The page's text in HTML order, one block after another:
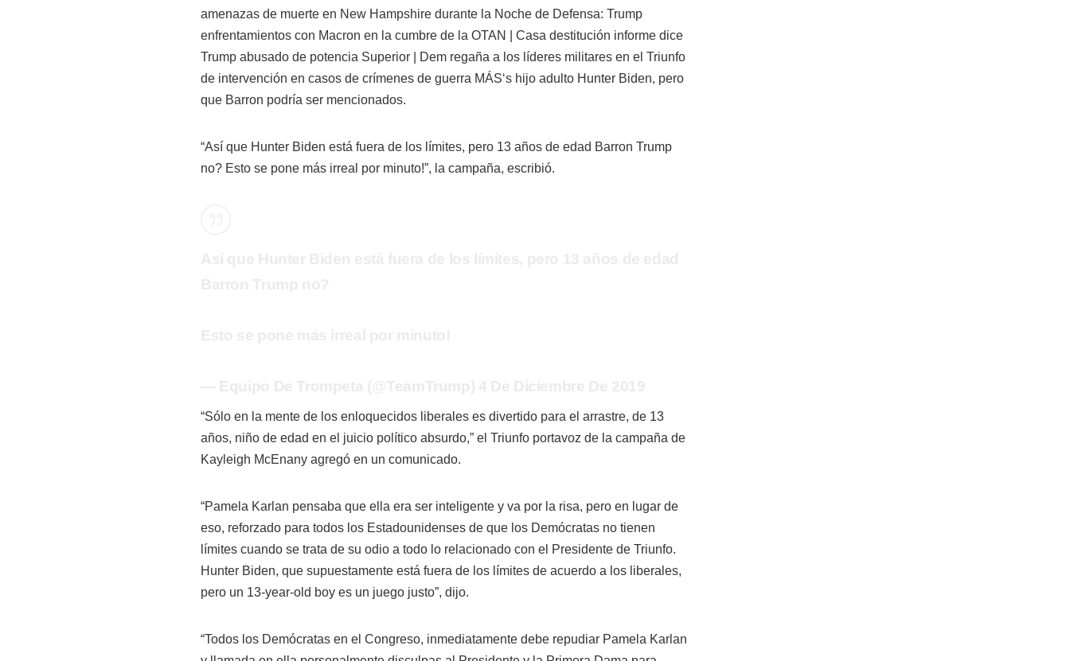
amenazas de muerte en New Hampshire durante la Noche de Defensa: Trump
enfrentamientos con Macron en la cumbre de la OTAN | Casa destitución informe dice
Trump abusado de potencia Superior | Dem regaña a los líderes militares en el Triunfo
de intervención en casos de crímenes de guerra MÁS‘s hijo adulto Hunter Biden, pero
que Barron podría ser mencionados.
“Así que Hunter Biden está fuera de los límites, pero 13 años de edad Barron Trump
no? Esto se pone más irreal por minuto!”, la campaña, escribió.
“Sólo en la mente de los enloquecidos liberales es divertido para el arrastre, de 13
años, niño de edad en el juicio político absurdo,” el Triunfo portavoz de la campaña de
Kayleigh McEnany agregó en un comunicado.
“Pamela Karlan pensaba que ella era ser inteligente y va por la risa, pero en lugar de
eso, reforzado para todos los Estadounidenses de que los Demócratas no tienen
límites cuando se trata de su odio a todo lo relacionado con el Presidente de Triunfo.
Hunter Biden, que supuestamente está fuera de los límites de acuerdo a los liberales,
pero un 13-year-old boy es un juego justo”, dijo.
“Todos los Demócratas en el Congreso, inmediatamente debe repudiar Pamela Karlan